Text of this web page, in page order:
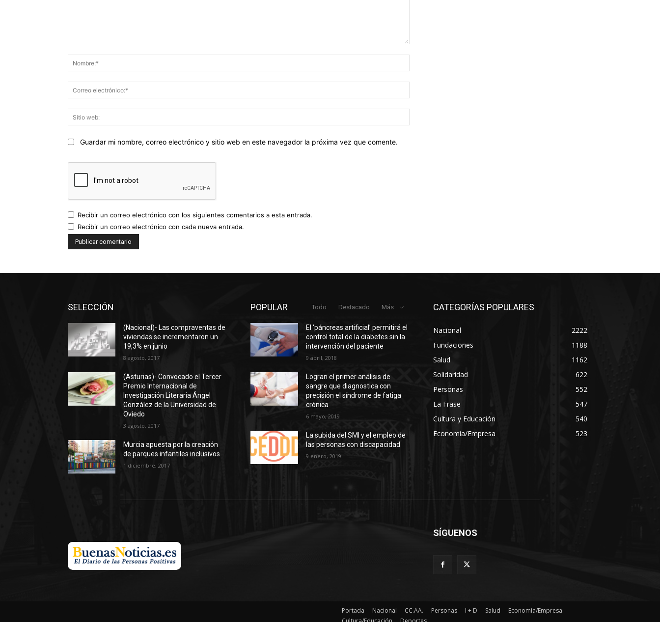
electrónico:*
web:
Guardar mi nombre, correo electrónico y sitio web en este navegador la próxima vez que comente.
Recibir un correo electrónico con los siguientes comentarios a esta entrada.
Recibir un correo electrónico con cada nueva entrada.
SELECCIÓN
(Nacional)- Las compraventas de
viviendas se incrementaron un
19,3% en junio
8 agosto, 2017
(Asturias)- Convocado el Tercer
Premio Internacional de
Investigación Literaria Ángel
González de la Universidad de
Oviedo
3 agosto, 2017
Murcia apuesta por la creación
de parques infantiles inclusivos
1 diciembre, 2017
POPULAR Todo Destacado Más
El ‘páncreas artificial’ permitirá el
control total de la diabetes sin la
intervención del paciente
9 abril, 2018
Logran el primer análisis de
sangre que diagnostica con
precisión el síndrome de fatiga
crónica
6 mayo, 2019
La subida del SMI y el empleo de
las personas con discapacidad
9 enero, 2019
CATEGORÍAS POPULARES
Nacional
2222
Fundaciones
1188
Salud
1162
Solidaridad
622
Personas
552
La Frase
547
Cultura y Educación
540
Economía/Empresa
523
SÍGUENOS
Portada Nacional CC.AA. Personas I + D Salud
Economía/Empresa